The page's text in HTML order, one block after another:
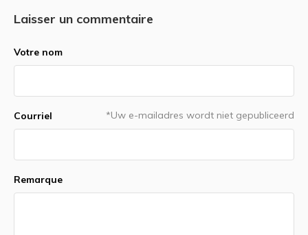
Laisser un commentaire
Votre nom
Courriel *Uw e-mailadres wordt niet gepubliceerd
Remarque